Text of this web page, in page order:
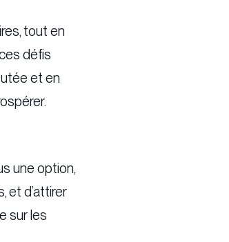
tout en
défis
et en
une option,
et d’attirer
sur les